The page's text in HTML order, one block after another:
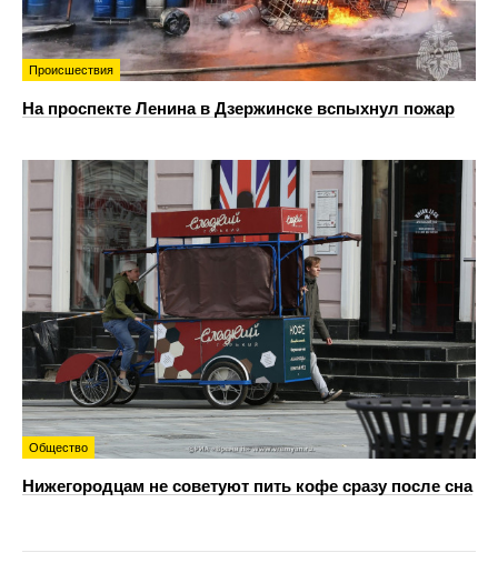
Происшествия
На проспекте Ленина в Дзержинске вспыхнул пожар
Общество
Нижегородцам не советуют пить кофе сразу после сна